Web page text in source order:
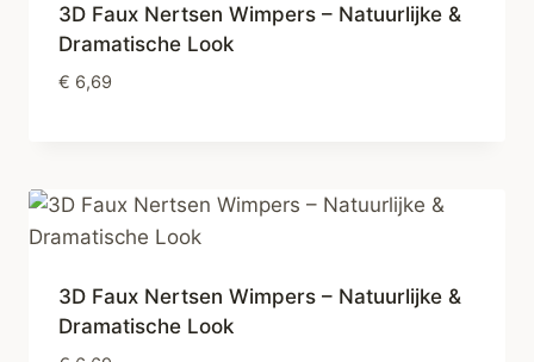
3D Faux Nertsen Wimpers – Natuurlijke &
Dramatische Look
€ 6,69
3D Faux Nertsen Wimpers – Natuurlijke &
Dramatische Look